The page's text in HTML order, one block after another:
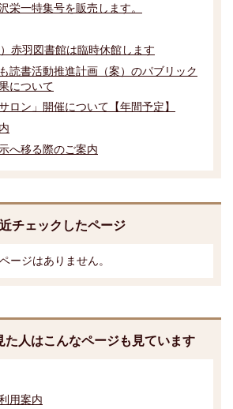
一特集号を販売します。
赤羽図書館は臨時休館します
読書活動推進計画（案）のパブリック
について
ロン」開催について【年間予定】
へ移る際のご案内
チェックしたページ
ージはありません。
た人はこんなページも見ています
用案内